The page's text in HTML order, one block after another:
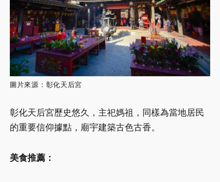
圖片來源：彰化天后宮
彰化天后宮歷史悠久，主祀媽祖，同樣為當地居民
的重要信仰據點，廟宇建築古色古香。
美食推薦：